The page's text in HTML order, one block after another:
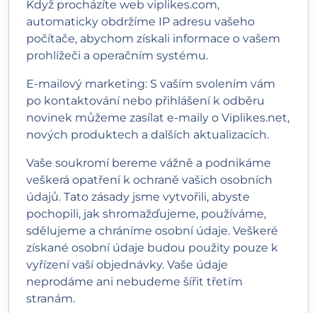
Když procházíte web viplikes.com,
automaticky obdržíme IP adresu vašeho
počítače, abychom získali informace o vašem
prohlížeči a operačním systému.
E-mailový marketing: S vaším svolením vám
po kontaktování nebo přihlášení k odběru
novinek můžeme zasílat e-maily o Viplikes.net,
nových produktech a dalších aktualizacích.
Vaše soukromí bereme vážně a podnikáme
veškerá opatření k ochraně vašich osobních
údajů. Tato zásady jsme vytvořili, abyste
pochopili, jak shromažďujeme, používáme,
sdělujeme a chráníme osobní údaje. Veškeré
získané osobní údaje budou použity pouze k
vyřízení vaší objednávky. Vaše údaje
neprodáme ani nebudeme šířit třetím
stranám.